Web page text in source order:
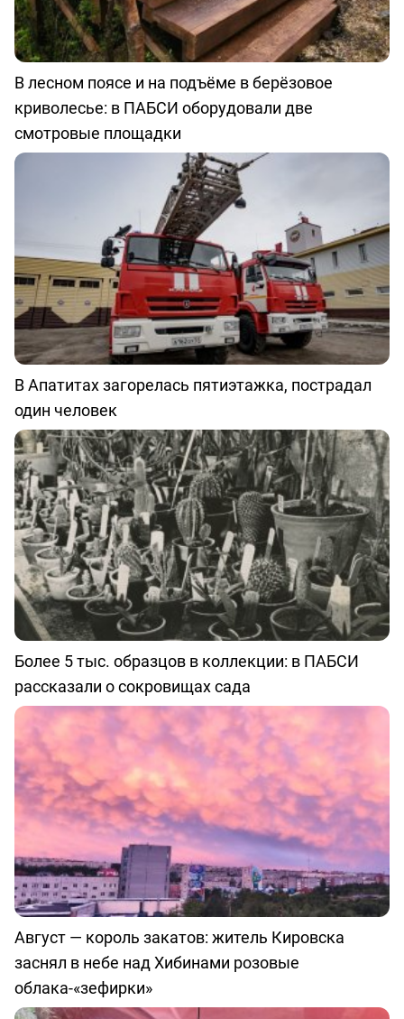
В лесном поясе и на подъёме в берёзовое
криволесье: в ПАБСИ оборудовали две
смотровые площадки
В Апатитах загорелась пятиэтажка, пострадал
один человек
Более 5 тыс. образцов в коллекции: в ПАБСИ
рассказали о сокровищах сада
Август — король закатов: житель Кировска
заснял в небе над Хибинами розовые
облака-«зефирки»